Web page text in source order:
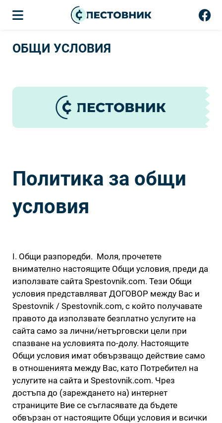
ОБЩИ УСЛОВИЯ
Политика за общи
условия
I. Общи разпоредби. Моля, прочетете
внимателно настоящите Общи условия, преди да
използвате сайта Spestovnik.com. Тези Общи
условия представляват ДОГОВОР между Вас и
Spestovnik / Spestovnik.com, с който получавате
правото да използвате безплатно услугите на
сайта само за лични/нетърговски цели при
спазване на условията по-долу. Настоящите
Общи условия имат обвързващо действие само
в отношенията между Вас, като Потребител на
услугите на сайта и Spestovnik.com. Чрез
достъпа до (зареждането на) интернет
страниците Вие се съгласявате да бъдете
обвързан от настоящите Общи условия и всички